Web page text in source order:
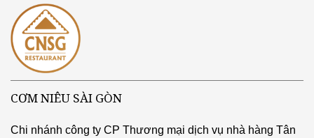
CƠM NIÊU SÀI GÒN
Chi nhánh công ty CP Thương mại dịch vụ nhà hàng Tân